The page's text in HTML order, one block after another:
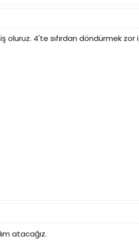
oluruz. 4'te sıfırdan döndürmek zor
atacağız.